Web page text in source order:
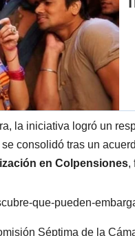
la iniciativa logró un
consolidó tras un
en Colpensiones,
que-pueden-
Séptima de la